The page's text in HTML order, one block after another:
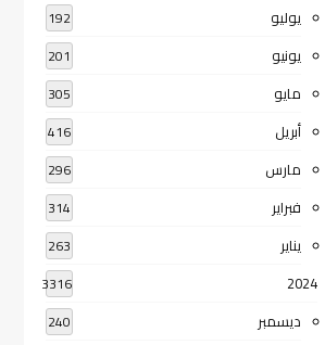
يوليو 192
يونيو 201
مايو 305
أبريل 416
مارس 296
فبراير 314
يناير 263
2024
3316
ديسمبر 240